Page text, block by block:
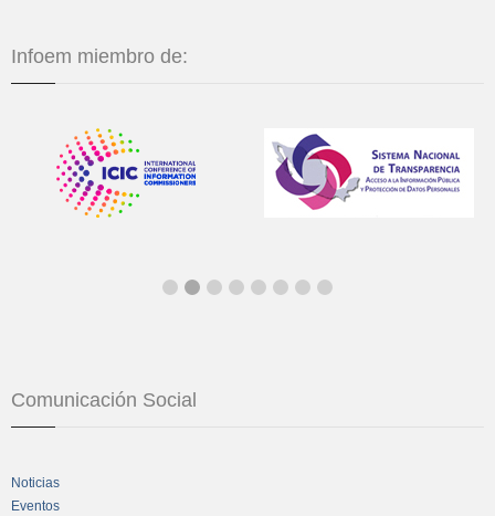
Infoem miembro de:
Comunicación Social
Noticias
Eventos